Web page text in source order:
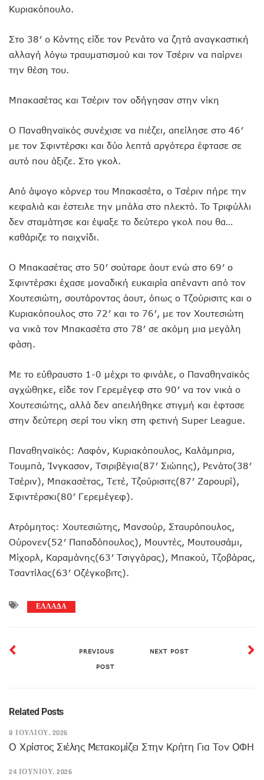
Κυριακόπουλο.
Στο 38′ ο Κόντης είδε τον Ρενάτο να ζητά αναγκαστική
αλλαγή λόγω τραυματισμού και τον Τσέριν να παίρνει
την θέση του.
Mπακασέτας και Τσέριν τον οδήγησαν στην νίκη
Ο Παναθηναϊκός συνέχισε να πιέζει, απείλησε στο 46′
με τον Σφιντέρσκι και δύο λεπτά αργότερα έφτασε σε
αυτό που άξιζε. Στο γκολ.
Από άψογο κόρνερ του Μπακασέτα, ο Τσέριν πήρε την
κεφαλιά και έστειλε την μπάλα στο πλεκτό. To Tριφύλλι
δεν σταμάτησε και έψαξε το δεύτερο γκολ που θα…
καθάριζε το παιχνίδι.
Ο Μπακασέτας στο 50′ σούταρε άουτ ενώ στο 69′ ο
Σφιντέρσκι έχασε μοναδική ευκαιρία απέναντι από τον
Χουτεσιώτη, σουτάροντας άουτ, όπως ο Τζούρισιτς και ο
Κυριακόπουλος στο 72′ και το 76′, με τον Χουτεσιώτη
να νικά τον Μπακασέτα στο 78′ σε ακόμη μια μεγάλη
φάση.
Με το εύθραυστο 1-0 μέχρι το φινάλε, ο Παναθηναϊκός
αγχώθηκε, είδε τον Γερεμέγεφ στο 90′ να τον νικά ο
Χουτεσιώτης, αλλά δεν απειλήθηκε στιγμή και έφτασε
στην δεύτερη σερί του νίκη στη φετινή Super League.
Παναθηναϊκός: Λαφόν, Κυριακόπουλος, Καλάμπρια,
Τουμπά, Ίνγκασον, Τσιριβέγια(87′ Σιώπης), Ρενάτο(38′
Tσέριν), Μπακασέτας, Τετέ, Τζούρισιτς(87′ Ζαρουρί),
Σφιντέρσκι(80′ Γερεμέγεφ).
Ατρόμητος: Χουτεσιώτης, Μανσούρ, Σταυρόπουλος,
Ούρονεν(52′ Παπαδόπουλος), Μουντές, Μουτουσάμι,
Μίχορλ, Καραμάνης(63′ Τσιγγάρας), Μπακού, Τζοβάρας,
Τσαντίλας(63′ Οζέγκοβιτς).
ΕΛΛΑΔΑ
PREVIOUS
POST
NEXT POST
Related Posts
8 ΙΟΥΛΊΟΥ, 2026
Ο Χρίστος Σιέλης Μετακομίζει Στην Κρήτη Για Τον ΟΦΗ
24 ΙΟΥΝΊΟΥ, 2026